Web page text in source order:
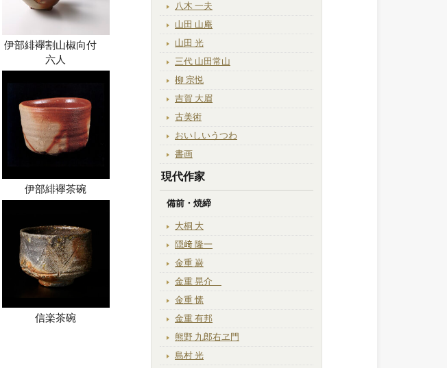
伊部緋襷割山椒向付
六人
伊部緋襷茶碗
信楽茶碗
八木 一夫
山田 山庵
山田 光
三代 山田常山
柳 宗悦
吉賀 大眉
古美術
おいしいうつわ
書画
現代作家
備前・焼締
大桐 大
隠﨑 隆一
金重 巌
金重 晃介
金重 愫
金重 有邦
熊野 九郎右ヱ門
島村 光